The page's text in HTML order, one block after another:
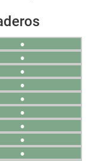
●
●
●
●
●
●
●
●
●